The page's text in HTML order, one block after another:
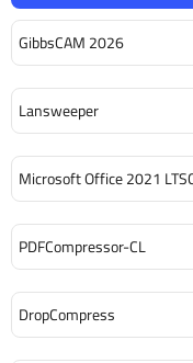
GibbsCAM 2026
Lansweeper
Microsoft Office 2021
PDFCompressor-CL
DropCompress